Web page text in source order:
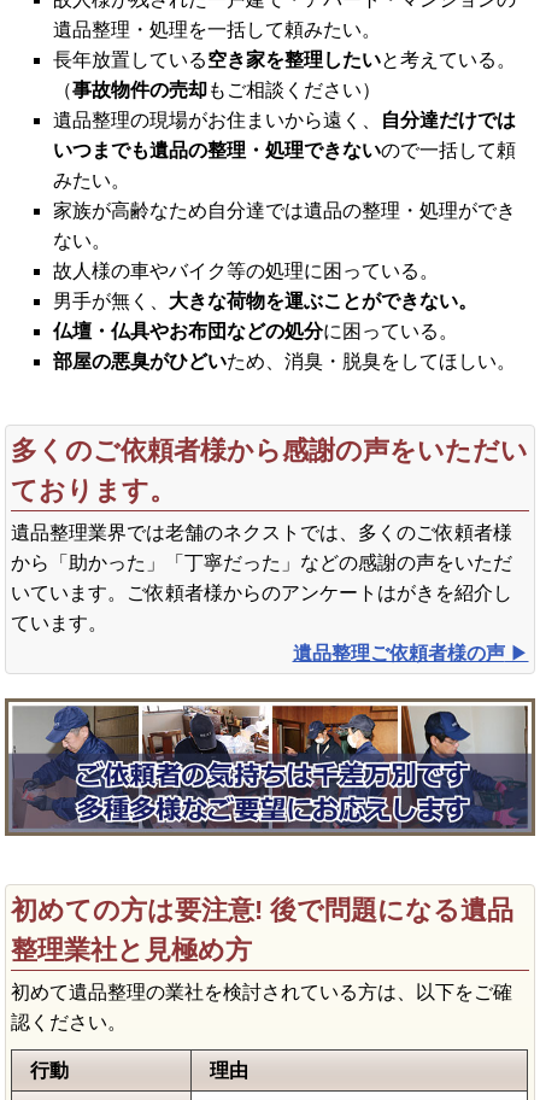
遺品整理・処理を一括して頼みたい。
長年放置している空き家を整理したいと考えている。
（事故物件の売却もご相談ください）
遺品整理の現場がお住まいから遠く、 自分達だけでは
いつまでも遺品の整理・処理できないので一括して頼
みたい。
家族が高齢なため自分達では遺品の整理・処理ができ
ない。
故人様の車やバイク等の処理に困っている。
男手が無く、 大きな荷物を運ぶことができない。
仏壇・仏具やお布団などの処分に困っている。
部屋の悪臭がひどいため、消臭・脱臭をしてほしい。
多くのご依頼者様から感謝の声をいただい
ております。
遺品整理業界では老舗のネクストでは、多くのご依頼者様
から「助かった」「丁寧だった」などの感謝の声をいただ
いています。ご依頼者様からのアンケートはがきを紹介し
ています。
遺品整理ご依頼者様の声▶︎
初めての方は要注意! 後で問題になる遺品
整理業社と見極め方
初めて遺品整理の業社を検討されている方は、以下をご確
認ください。
行動 理由